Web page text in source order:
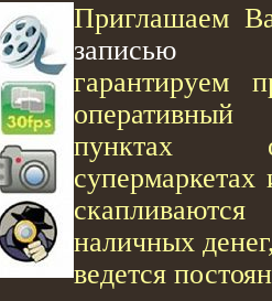
Приглашаем
записью
гарантируем
пунктах
наличных
ведется